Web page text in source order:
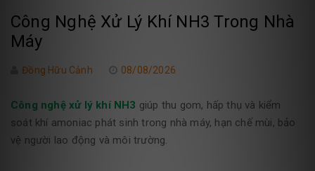
Công Nghệ Xử Lý Khí NH3 Trong Nhà
Máy
Đồng Hữu Cảnh 08/08/2026
Công nghệ xử lý khí NH3 giúp thu gom, hấp thụ và kiểm
soát khí amoniac phát sinh trong nhà máy, hạn chế mùi, bảo
vệ người lao động và môi trường.